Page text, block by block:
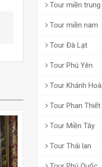
Tour miền trung
Tour miền nam
Tour Đà Lạt
Tour Phú Yên
Tour Khánh Hoà
Tour Phan Thiết
Tour Miền Tây
Tour Thái lan